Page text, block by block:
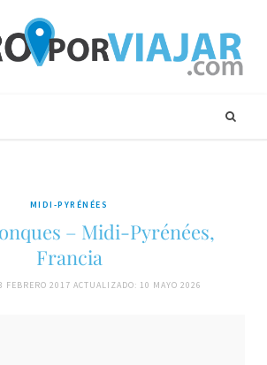
MIDI-PYRÉNÉES
– Midi-Pyrénées,
Francia
FEBRERO 2017 ACTUALIZADO: 10 MAYO 2026